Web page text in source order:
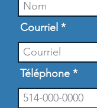
Courriel
Téléphone